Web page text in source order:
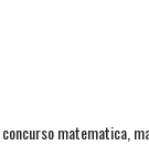
concurso matematica,